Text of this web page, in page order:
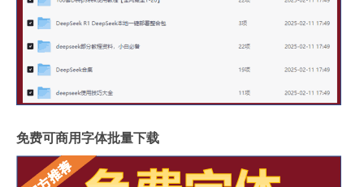
免费可商用字体批量下载